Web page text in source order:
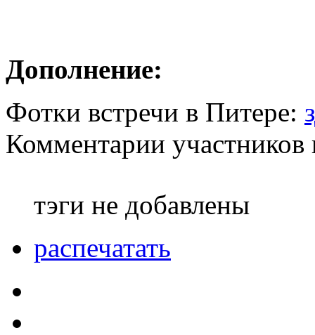
Дополнение:
Фотки встречи в Питере:
Комментарии
тэги не добавлены
распечатать